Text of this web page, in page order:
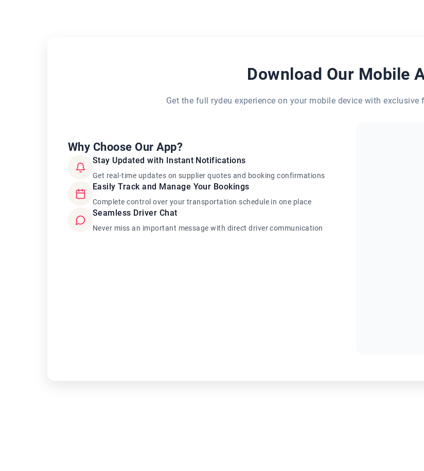
Download Our Mobile
Get the full rydeu experience on your mobile device with
Why Choose Our App?
Stay Updated with Instant Notifications
Get real-time updates on supplier quotes and booking confirmations
Easily Track and Manage Your Bookings
Complete control over your transportation schedule in one place
Seamless Driver Chat
Never miss an important message with direct driver communication